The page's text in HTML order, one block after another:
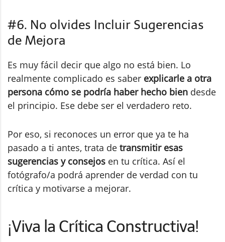
#6. No olvides Incluir Sugerencias
de Mejora
Es muy fácil decir que algo no está bien. Lo
realmente complicado es saber explicarle a otra
persona cómo se podría haber hecho bien desde
el principio. Ese debe ser el verdadero reto.
Por eso, si reconoces un error que ya te ha
pasado a ti antes, trata de transmitir esas
sugerencias y consejos en tu crítica. Así el
fotógrafo/a podrá aprender de verdad con tu
crítica y motivarse a mejorar.
¡Viva la Crítica Constructiva!